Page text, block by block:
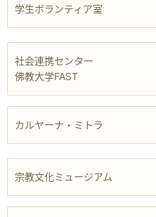
学生ボランティア室
社会連携センター
佛教大学FAST
カルヤーナ・ミトラ
宗教文化ミュージアム